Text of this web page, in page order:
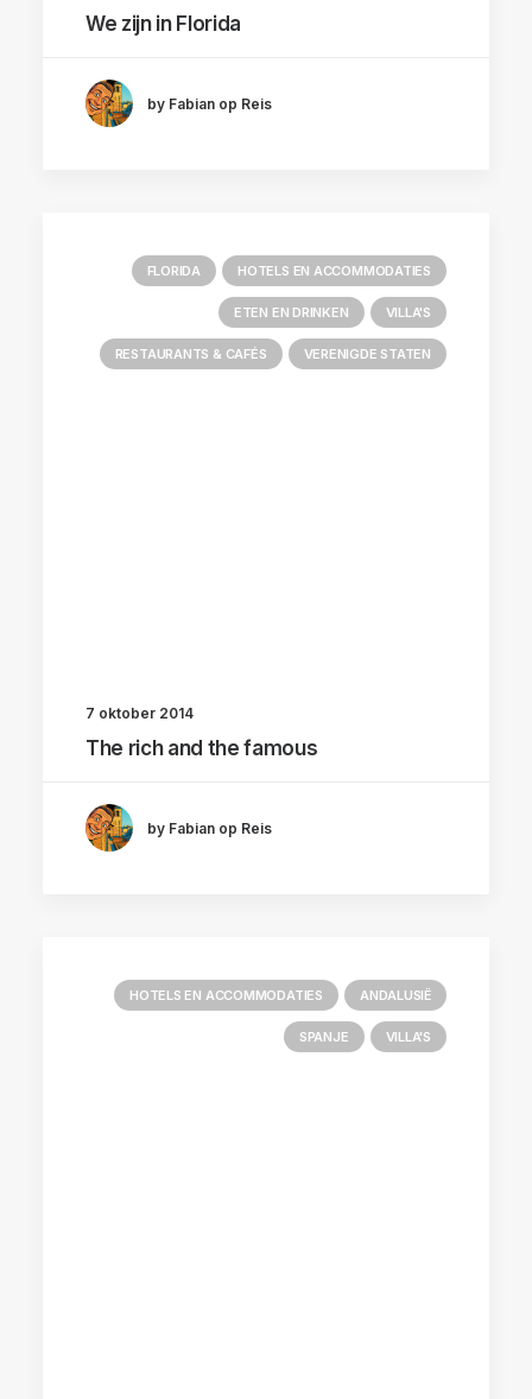
We zijn in Florida
by Fabian op Reis
FLORIDA HOTELS EN ACCOMMODATIES
ETEN EN DRINKEN VILLA'S
RESTAURANTS & CAFÉS VERENIGDE STATEN
7 oktober 2014
The rich and the famous
by Fabian op Reis
HOTELS EN ACCOMMODATIES ANDALUSIË
SPANJE VILLA'S